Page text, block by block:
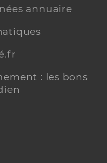
annuaire
: les bons